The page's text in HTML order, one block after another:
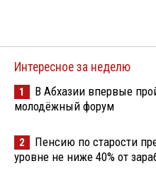
Интересное за неделю
1
В Абхазии впервые
молодёжный форум
2
Пенсию по старости
уровне не ниже 40% от